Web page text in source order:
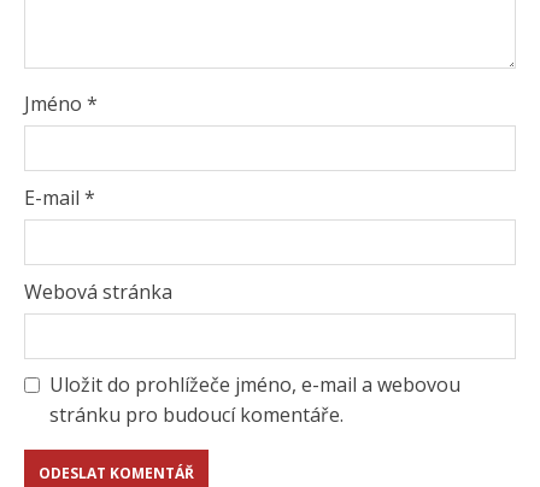
Jméno *
E-mail *
Webová stránka
Uložit do prohlížeče jméno, e-mail a webovou
stránku pro budoucí komentáře.